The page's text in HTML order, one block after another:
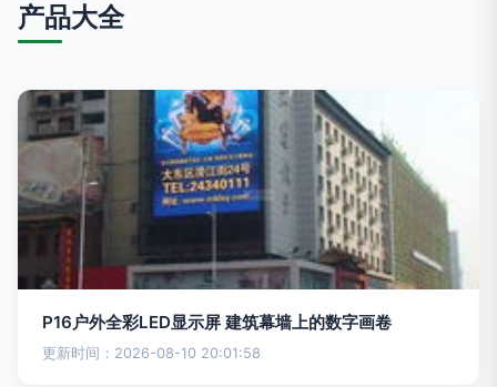
产品大全
P16户外全彩LED显示屏 建筑幕墙上的数字画卷
更新时间：2026-08-10 20:01:58